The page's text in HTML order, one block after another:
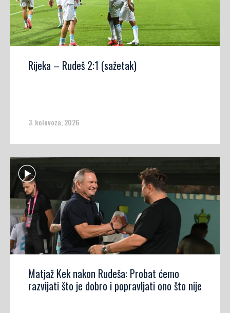
Rijeka – Rudeš 2:1 (sažetak)
3. kolovoza, 2026
Matjaž Kek nakon Rudeša: Probat ćemo
razvijati što je dobro i popravljati ono što nije